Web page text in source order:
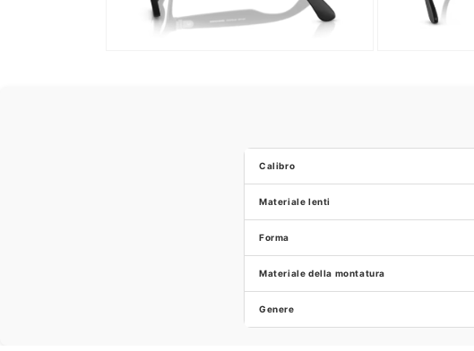
Calibro
Materiale lenti
Forma
Materiale della montatura
Genere